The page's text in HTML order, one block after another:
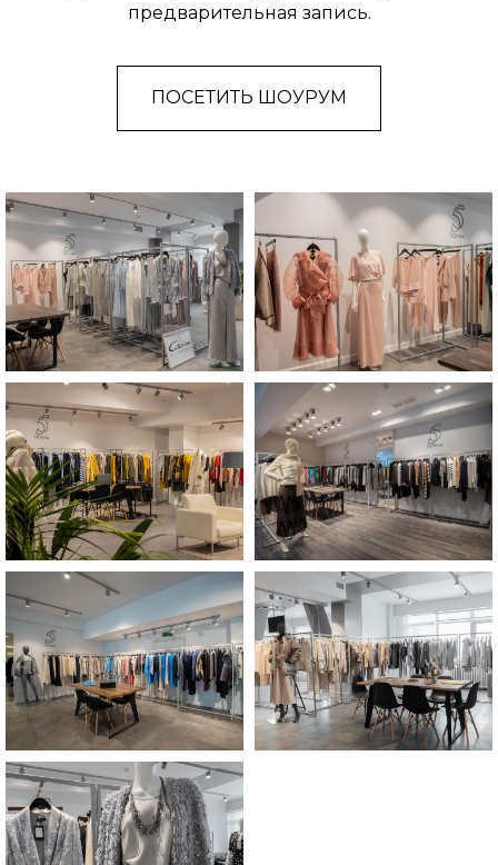
предварительная запись.
ПОСЕТИТЬ ШОУРУМ